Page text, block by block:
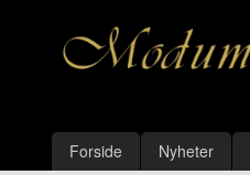
innholdet
Produkter
Forside Nyheter